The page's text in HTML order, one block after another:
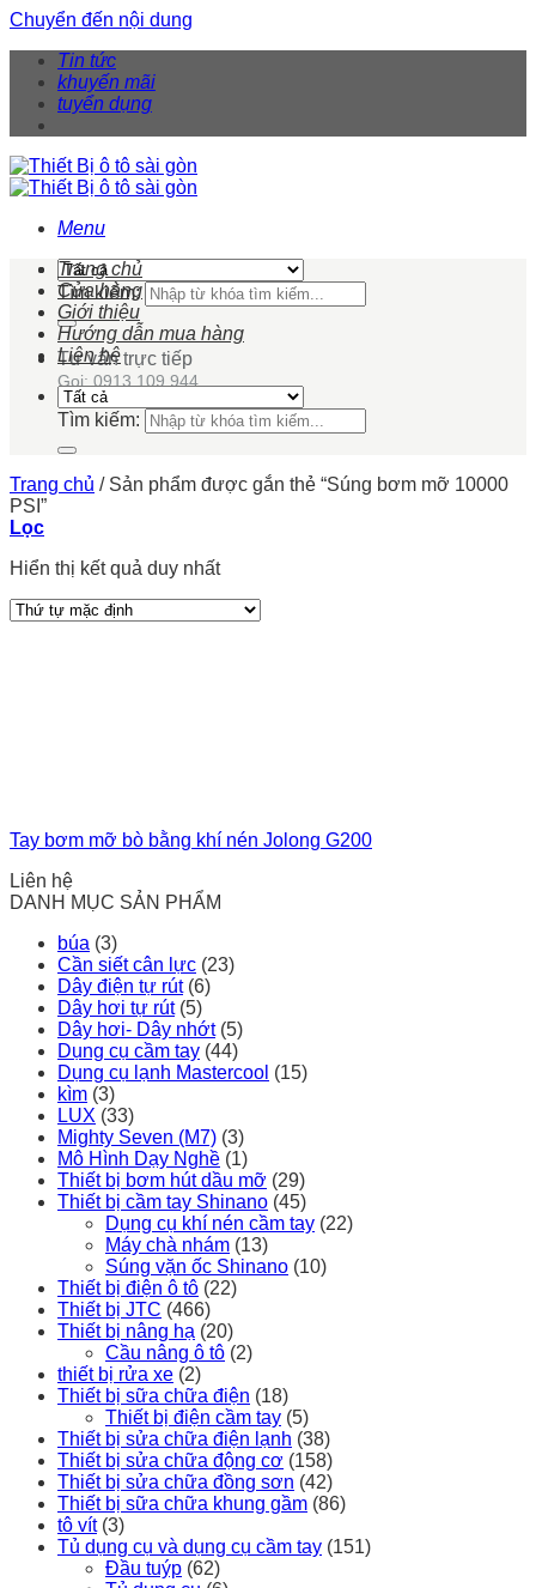
Chuyển đến nội dung
Tin tức
khuyến mãi
tuyển dụng
Menu
Tìm kiếm:
Tư vấn trực tiếp
Gọi: 0913 109 944
Trang chủ
Cửa hàng
Giới thiệu
Hướng dẫn mua hàng
Liên hệ
Tìm kiếm:
Trang chủ /Sản phẩm được gắn thẻ “Súng bơm mỡ 10000
PSI”
Lọc
Hiển thị kết quả duy nhất
Tay bơm mỡ bò bằng khí nén Jolong G200
Liên hệ
DANH MỤC SẢN PHẨM
búa (3)
Cần siết cân lực (23)
Dây điện tự rút (6)
Dây hơi tự rút (5)
Dây hơi- Dây nhớt (5)
Dụng cụ cầm tay (44)
Dụng cụ lạnh Mastercool (15)
kìm (3)
LUX (33)
Mighty Seven (M7) (3)
Mô Hình Dạy Nghề (1)
Thiết bị bơm hút dầu mỡ (29)
Thiết bị cầm tay Shinano (45)
Dụng cụ khí nén cầm tay (22)
Máy chà nhám (13)
Súng vặn ốc Shinano (10)
Thiết bị điện ô tô (22)
Thiết bị JTC (466)
Thiết bị nâng hạ (20)
Cầu nâng ô tô (2)
thiết bị rửa xe (2)
Thiết bị sữa chữa điện (18)
Thiết bị điện cầm tay (5)
Thiết bị sửa chữa điện lạnh (38)
Thiết bị sửa chữa động cơ (158)
Thiết bị sửa chữa đồng sơn (42)
Thiết bị sữa chữa khung gầm (86)
tô vít (3)
Tủ dụng cụ và dụng cụ cầm tay (151)
Đầu tuýp (62)